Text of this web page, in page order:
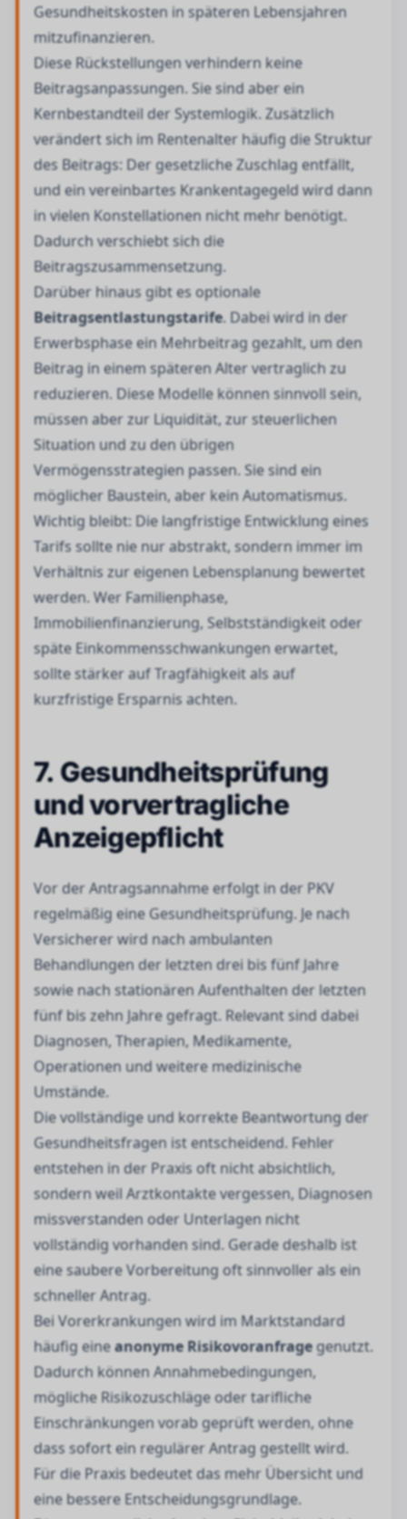
Gesundheitskosten in späteren Lebensjahren
mitzufinanzieren.
Diese Rückstellungen verhindern keine
Beitragsanpassungen. Sie sind aber ein
Kernbestandteil der Systemlogik. Zusätzlich
verändert sich im Rentenalter häufig die Struktur
des Beitrags: Der gesetzliche Zuschlag entfällt,
und ein vereinbartes Krankentagegeld wird dann
in vielen Konstellationen nicht mehr benötigt.
Dadurch verschiebt sich die
Beitragszusammensetzung.
Darüber hinaus gibt es optionale
Beitragsentlastungstarife. Dabei wird in der
Erwerbsphase ein Mehrbeitrag gezahlt, um den
Beitrag in einem späteren Alter vertraglich zu
reduzieren. Diese Modelle können sinnvoll sein,
müssen aber zur Liquidität, zur steuerlichen
Situation und zu den übrigen
Vermögensstrategien passen. Sie sind ein
möglicher Baustein, aber kein Automatismus.
Wichtig bleibt: Die langfristige Entwicklung eines
Tarifs sollte nie nur abstrakt, sondern immer im
Verhältnis zur eigenen Lebensplanung bewertet
werden. Wer Familienphase,
Immobilienfinanzierung, Selbstständigkeit oder
späte Einkommensschwankungen erwartet,
sollte stärker auf Tragfähigkeit als auf
kurzfristige Ersparnis achten.
7. Gesundheitsprüfung
und vorvertragliche
Anzeigepflicht
Vor der Antragsannahme erfolgt in der PKV
regelmäßig eine Gesundheitsprüfung. Je nach
Versicherer wird nach ambulanten
Behandlungen der letzten drei bis fünf Jahre
sowie nach stationären Aufenthalten der letzten
fünf bis zehn Jahre gefragt. Relevant sind dabei
Diagnosen, Therapien, Medikamente,
Operationen und weitere medizinische
Umstände.
Die vollständige und korrekte Beantwortung der
Gesundheitsfragen ist entscheidend. Fehler
entstehen in der Praxis oft nicht absichtlich,
sondern weil Arztkontakte vergessen, Diagnosen
missverstanden oder Unterlagen nicht
vollständig vorhanden sind. Gerade deshalb ist
eine saubere Vorbereitung oft sinnvoller als ein
schneller Antrag.
Bei Vorerkrankungen wird im Marktstandard
häufig eineanonyme Risikovoranfragegenutzt.
Dadurch können Annahmebedingungen,
mögliche Risikozuschläge oder tarifliche
Einschränkungen vorab geprüft werden, ohne
dass sofort ein regulärer Antrag gestellt wird.
Für die Praxis bedeutet das mehr Übersicht und
eine bessere Entscheidungsgrundlage.